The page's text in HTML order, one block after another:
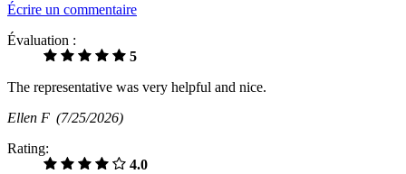
Écrire un commentaire
Évaluation :
5
The representative was very helpful and nice.
Ellen F (7/25/2026)
Rating:
4.0